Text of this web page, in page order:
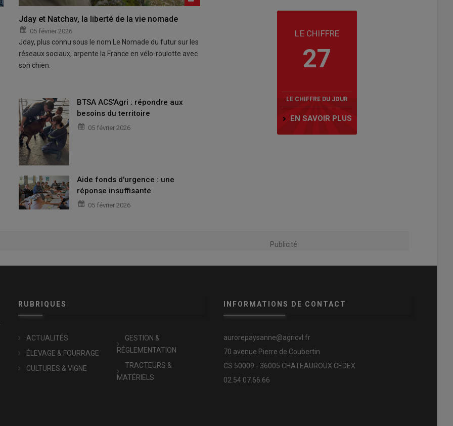
Jday et Natchav, la liberté de la vie nomade
05 février 2026
Jday, plus connu sous le nom Le Nomade du futur sur les
réseaux sociaux, arpente la France en vélo-roulotte avec
son chien.
BTSA ACS'Agri : répondre aux
besoins du territoire
05 février 2026
Aide fonds d'urgence : une
réponse insuffisante
05 février 2026
LE CHIFFRE
27
LE CHIFFRE DU JOUR
EN SAVOIR PLUS
Publicité
RUBRIQUES
ACTUALITÉS
ÉLEVAGE & FOURRAGE
CULTURES & VIGNE
GESTION &
RÉGLEMENTATION
TRACTEURS &
MATÉRIELS
INFORMATIONS DE CONTACT
aurorepaysanne@agricvl.fr
70 avenue Pierre de Coubertin
CS 50009 - 36005 CHATEAUROUX CEDEX
02.54.07.66.66